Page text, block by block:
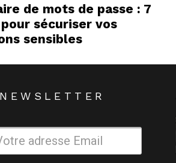
de mots de passe : 7
sécuriser vos
sensibles